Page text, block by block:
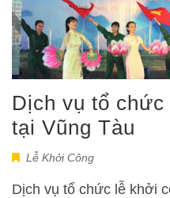
Dịch vụ tổ
tại Vũng Tàu
Lễ Khởi Công
Dịch vụ tổ chức lễ khởi